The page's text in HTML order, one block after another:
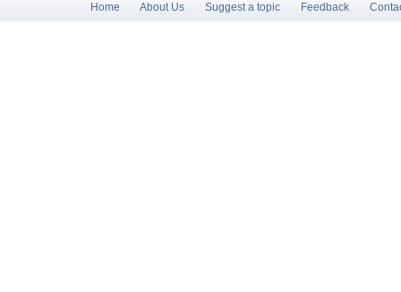
Home About Us Suggest a topic Feedback